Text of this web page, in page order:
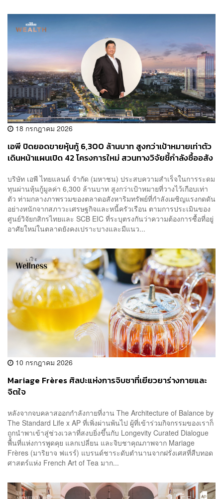
18 กรกฎาคม 2026
เอพี ปิดยอดขายหุ้นกู้ 6,300 ล้านบาท สูงกว่าเป้าหมายเท่าตัว
เดินหน้าแผนเปิด 42 โครงการใหม่ สวนทางวิจัยชี้กำลังซื้ออสัง
บริษัท เอพี ไทยแลนด์ จำกัด (มหาชน) ประสบความสำเร็จในการระดม
ทุนผ่านหุ้นกู้มูลค่า 6,300 ล้านบาท สูงกว่าเป้าหมายที่วางไว้เกือบเท่า
ตัว ท่ามกลางภาพรวมของตลาดอสังหาริมทรัพย์ที่กำลังเผชิญแรงกดดัน
อย่างหนักจากสภาวะเศรษฐกิจและหนี้ครัวเรือน ตามการประเมินของ
ศูนย์วิจัยกสิกรไทยและ SCB EIC ที่ระบุตรงกันว่าความต้องการซื้อที่อยู่
อาศัยใหม่ในตลาดยังคงเปราะบางและมีแนว...
10 กรกฎาคม 2026
Mariage Frères ศิลปะแห่งการจิบชาที่เยียวยาร่างกายและ
จิตใจ
หลังจากจบคลาสออกกำลังกายที่งาน The Architecture of Balance by
The Standard Life x AP ที่เพิ่งผ่านพ้นไป ผู้ที่เข้าร่วมกิจกรรมของเราก็
ถูกนำพาเข้าสู่ช่วงเวลาที่สงบยิ่งขึ้นกับ Longevity Curated Dialogue
พื้นที่แห่งการพูดคุย แลกเปลี่ยน และจิบชาคุณภาพจาก Mariage
Frères (มาริยาจ ฟแรร์) แบรนด์ชาระดับตำนานจากฝรั่งเศสที่สืบทอด
ศาสตร์แห่ง French Art of Tea มาก...